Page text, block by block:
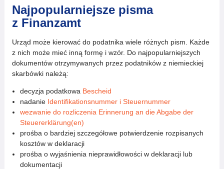
Najpopularniejsze pisma
z Finanzamt
Urząd może kierować do podatnika wiele różnych pism. Każde
z nich może mieć inną formę i wzór. Do najpopularniejszych
dokumentów otrzymywanych przez podatników z niemieckiej
skarbówki należą:
decyzja podatkowa Bescheid
nadanie Identifikationsnummer i Steuernummer
wezwanie do rozliczenia Erinnerung an die Abgabe der
Steuererklärung(en)
prośba o bardziej szczegółowe potwierdzenie rozpisanych
kosztów w deklaracji
prośba o wyjaśnienia nieprawidłowości w deklaracji lub
dokumentacji